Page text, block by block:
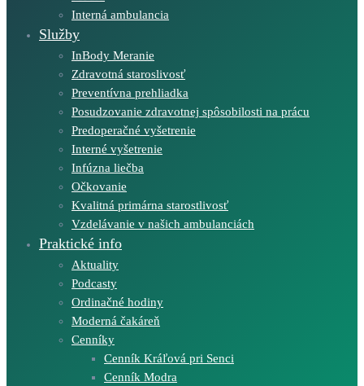
Interná ambulancia
Služby
InBody Meranie
Zdravotná staroslivosť
Preventívna prehliadka
Posudzovanie zdravotnej spôsobilosti na prácu
Predoperačné vyšetrenie
Interné vyšetrenie
Infúzna liečba
Očkovanie
Kvalitná primárna starostlivosť
Vzdelávanie v našich ambulanciách
Praktické info
Aktuality
Podcasty
Ordinačné hodiny
Moderná čakáreň
Cenníky
Cenník Kráľová pri Senci
Cenník Modra